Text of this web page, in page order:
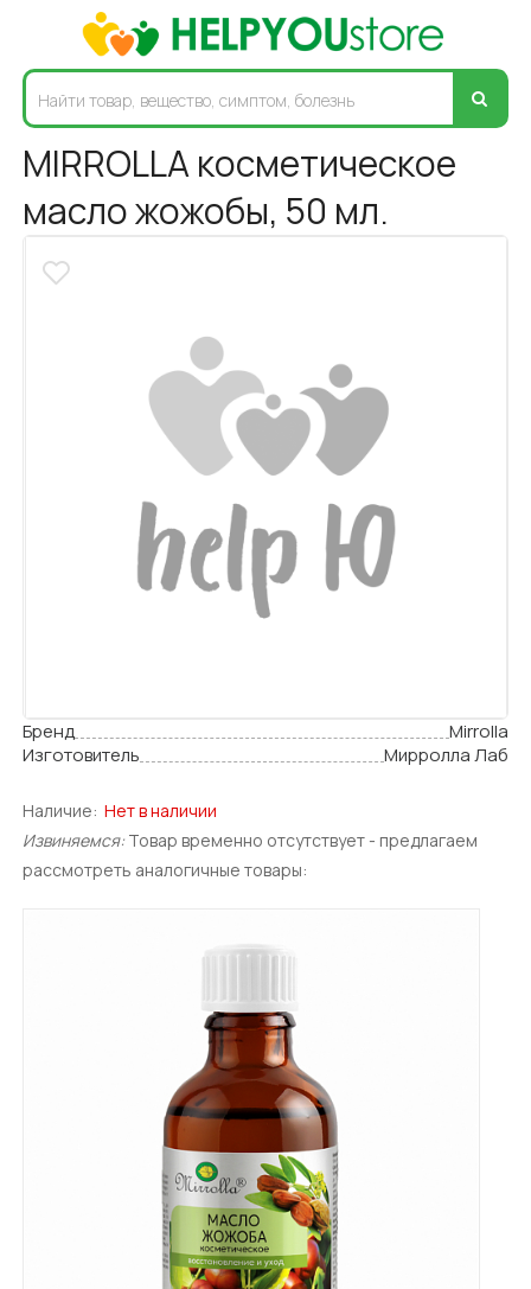
MIRROLLA косметическое
масло жожобы, 50 мл.
Бренд
Mirrolla
Изготовитель
Мирролла Лаб
Наличие: Нет в наличии
Извиняемся: Товар временно отсутствует - предлагаем
рассмотреть аналогичные товары: